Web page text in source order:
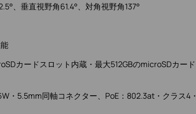
、垂直視野角61.4°、対角視野角137°
カードスロット内蔵・最大512GBのmicroSDカード
・5.5mm同軸コネクター、PoE：802.3at・クラス4・